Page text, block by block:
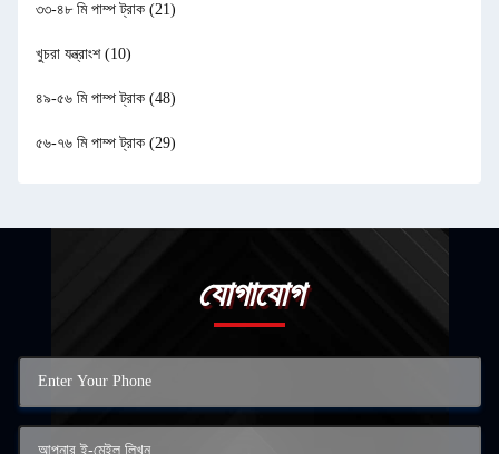
৩৩-৪৮ মি পাম্প ট্রাক (21)
খুচরা যন্ত্রাংশ (10)
৪৯-৫৬ মি পাম্প ট্রাক (48)
৫৬-৭৬ মি পাম্প ট্রাক (29)
যোগাযোগ